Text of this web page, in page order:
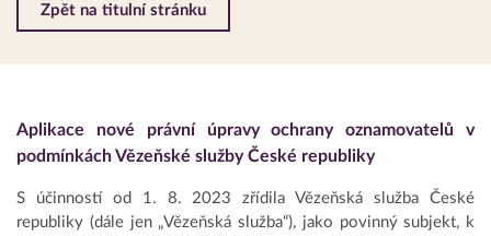
Zpět na titulní stránku
Aplikace nové právní úpravy ochrany oznamovatelů v
podmínkách Vězeňské služby České republiky
S účinností od 1. 8. 2023 zřídila Vězeňská služba České
republiky (dále jen „Vězeňská služba“), jako povinný subjekt, k